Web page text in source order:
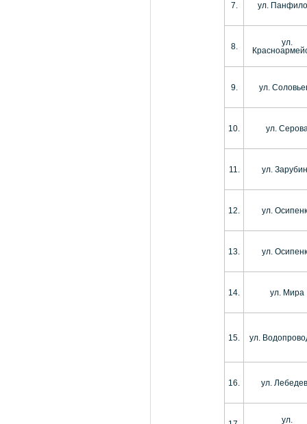
7. ул.
8.
ул.
9. ул.
10. ул.
11. ул.
12. ул.
13. ул.
14. ул. Мира
15. ул.
16. ул.
ул.